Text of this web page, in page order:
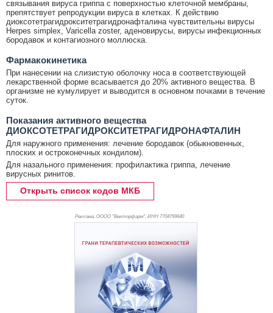
связывания вируса гриппа с поверхностью клеточной мембраны,
препятствует репродукции вируса в клетках. К действию
диоксотетрагидрокситетрагидронафталина чувствительны вирусы
Herpes simplex, Varicella zoster, аденовирусы, вирусы инфекционных
бородавок и контагиозного моллюска.
Фармакокинетика
При нанесении на слизистую оболочку носа в соответствующей
лекарственной форме всасывается до 20% активного вещества. В
организме не кумулирует и выводится в основном почками в течение
суток.
Показания активного вещества
ДИОКСОТЕТРАГИДРОКСИТЕТРАГИДРОНАФТАЛИН
Для наружного применения: лечение бородавок (обыкновенных,
плоских и остроконечных кондилом).
Для назального применения: профилактика гриппа, лечение
вирусных ринитов.
Открыть список кодов МКБ
Реклама. ОООО "Векторфарм", ИНН 7704799640